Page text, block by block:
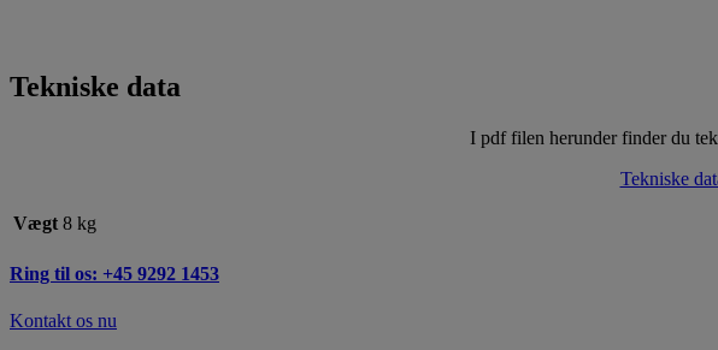
Tekniske data
I pdf filen herunder finder du
Tekniske
Vægt 8 kg
Ring til os: +45 9292 1453
Kontakt os nu